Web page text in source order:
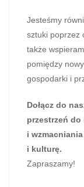
Jesteśmy
sztuki poprzez
także
pomiędzy
gospodarki i
Dołącz do
przestrzeń
i
i kulturę.
Zapraszamy!